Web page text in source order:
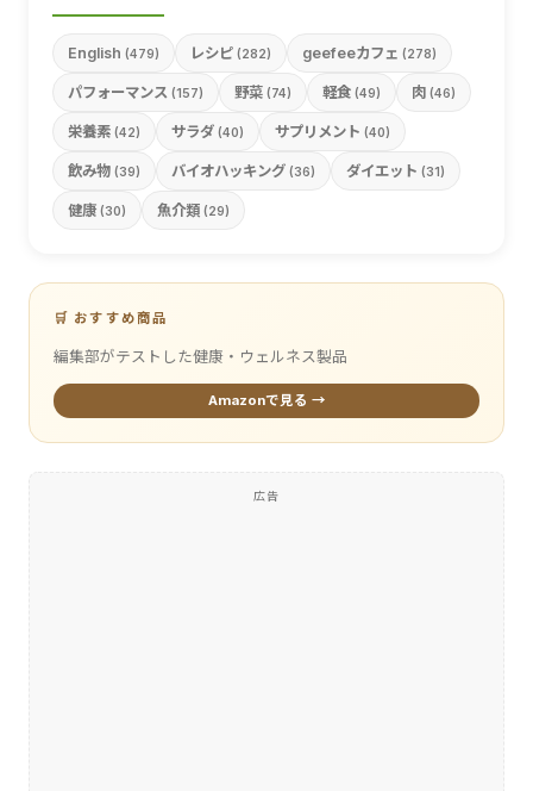
English (479) レシピ (282) geefeeカフェ (278)
パフォーマンス (157) 野菜 (74) 軽食 (49) 肉 (46)
栄養素 (42) サラダ (40) サプリメント (40)
飲み物 (39) バイオハッキング (36) ダイエット (31)
健康 (30) 魚介類 (29)
🛒 おすすめ商品
編集部がテストした健康・ウェルネス製品
Amazonで見る →
広告